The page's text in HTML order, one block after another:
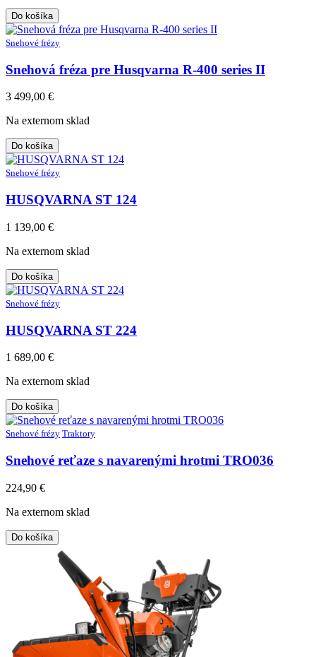
Do košíka
Snehové frézy
Snehová fréza pre Husqvarna R-400 series II
3 499,00 €
Na externom sklad
Do košíka
Snehové frézy
HUSQVARNA ST 124
1 139,00 €
Na externom sklad
Do košíka
Snehové frézy
HUSQVARNA ST 224
1 689,00 €
Na externom sklad
Do košíka
Snehové frézy Traktory
Snehové reťaze s navarenými hrotmi TRO036
224,90 €
Na externom sklad
Do košíka